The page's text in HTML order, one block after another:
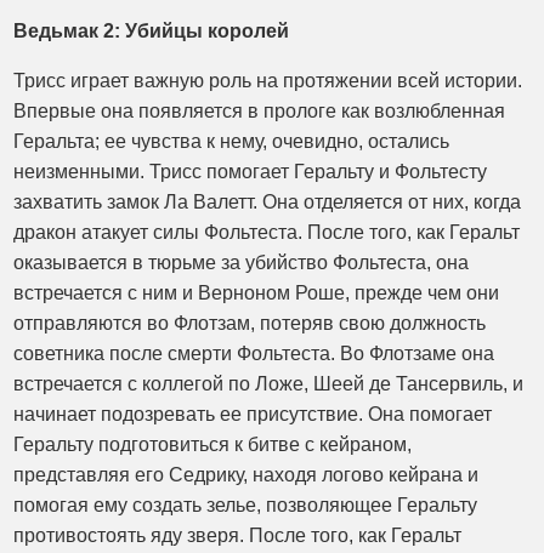
Ведьмак 2: Убийцы королей
Трисс играет важную роль на протяжении всей истории.
Впервые она появляется в прологе как возлюбленная
Геральта; ее чувства к нему, очевидно, остались
неизменными. Трисс помогает Геральту и Фольтесту
захватить замок Ла Валетт. Она отделяется от них, когда
дракон атакует силы Фольтеста. После того, как Геральт
оказывается в тюрьме за убийство Фольтеста, она
встречается с ним и Верноном Роше, прежде чем они
отправляются во Флотзам, потеряв свою должность
советника после смерти Фольтеста. Во Флотзаме она
встречается с коллегой по Ложе, Шеей де Тансервиль, и
начинает подозревать ее присутствие. Она помогает
Геральту подготовиться к битве с кейраном,
представляя его Седрику, находя логово кейрана и
помогая ему создать зелье, позволяющее Геральту
противостоять яду зверя. После того, как Геральт